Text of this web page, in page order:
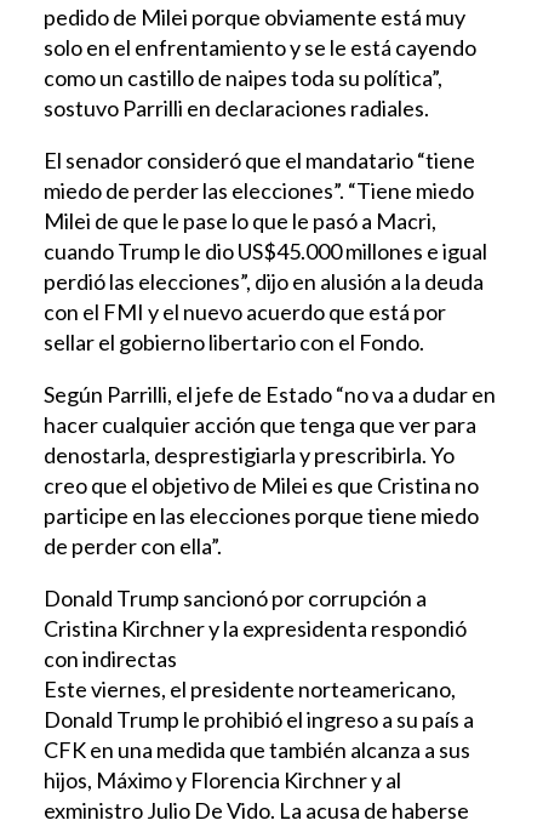
pedido de Milei porque obviamente está muy
solo en el enfrentamiento y se le está cayendo
como un castillo de naipes toda su política”,
sostuvo Parrilli en declaraciones radiales.
El senador consideró que el mandatario “tiene
miedo de perder las elecciones”. “Tiene miedo
Milei de que le pase lo que le pasó a Macri,
cuando Trump le dio US$45.000 millones e igual
perdió las elecciones”, dijo en alusión a la deuda
con el FMI y el nuevo acuerdo que está por
sellar el gobierno libertario con el Fondo.
Según Parrilli, el jefe de Estado “no va a dudar en
hacer cualquier acción que tenga que ver para
denostarla, desprestigiarla y prescribirla. Yo
creo que el objetivo de Milei es que Cristina no
participe en las elecciones porque tiene miedo
de perder con ella”.
Donald Trump sancionó por corrupción a
Cristina Kirchner y la expresidenta respondió
con indirectas
Este viernes, el presidente norteamericano,
Donald Trump le prohibió el ingreso a su país a
CFK en una medida que también alcanza a sus
hijos, Máximo y Florencia Kirchner y al
exministro Julio De Vido. La acusa de haberse